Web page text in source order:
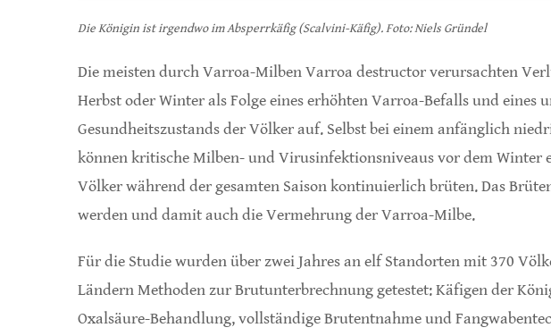
Die Königin ist irgendwo im Absperrkäfig (Scalvini-Käfig). Foto: Niels Gründel
Die meisten durch Varroa-Milben Varroa destructor verursachten
Herbst oder Winter als Folge eines erhöhten Varroa-Befalls und eines
Gesundheitszustands der Völker auf. Selbst bei einem anfänglich
können kritische Milben- und Virusinfektionsniveaus vor dem Winter
Völker während der gesamten Saison kontinuierlich brüten. Das
werden und damit auch die Vermehrung der Varroa-Milbe.
Für die Studie wurden über zwei Jahres an elf Standorten mit 370
Ländern Methoden zur Brutunterbrechnung getestet: Käfigen der
Oxalsäure-Behandlung, vollständige Brutentnahme und